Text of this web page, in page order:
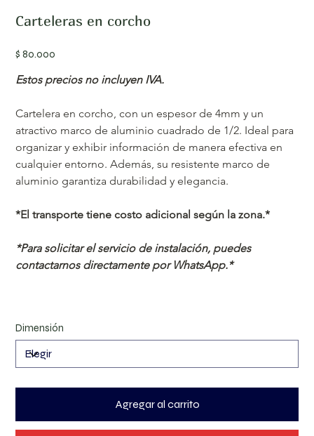
Carteleras en corcho
Precio
$ 80.000
Estos precios no incluyen IVA.
Cartelera en corcho, con un espesor de 4mm y un
atractivo marco de aluminio cuadrado de 1/2. Ideal para
organizar y exhibir información de manera efectiva en
cualquier entorno. Además, su resistente marco de
aluminio garantiza durabilidad y elegancia.
*El transporte tiene costo adicional según la zona.*
*Para solicitar el servicio de instalación, puedes
contactarnos directamente por WhatsApp.*
Dimensión
Agregar al carrito